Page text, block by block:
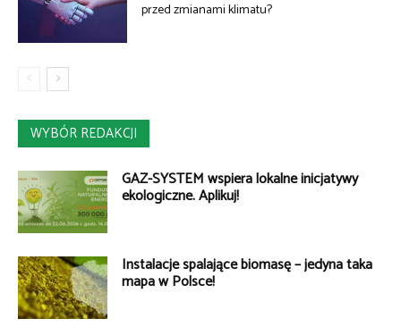
przed zmianami klimatu?
WYBÓR REDAKCJI
GAZ-SYSTEM wspiera lokalne inicjatywy
ekologiczne. Aplikuj!
Instalacje spalające biomasę – jedyna taka
mapa w Polsce!